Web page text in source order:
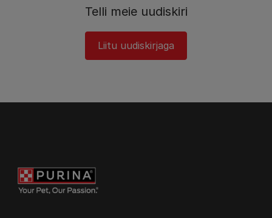
Telli meie uudiskiri​
Liitu uudiskirjaga